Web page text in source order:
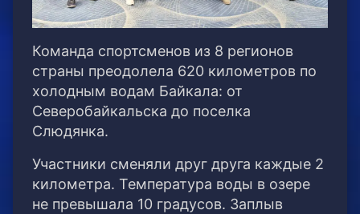
Команда спортсменов из 8 регионов
страны преодолела 620 километров по
холодным водам Байкала: от
Северобайкальска до поселка
Слюдянка.
Участники сменяли друг друга каждые 2
километра. Температура воды в озере
не превышала 10 градусов. Заплыв